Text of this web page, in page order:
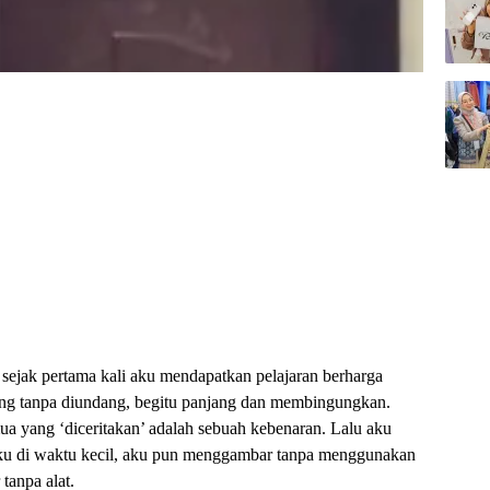
pertama kali aku mendapatkan pelajaran berharga
tanpa diundang, begitu panjang dan membingungkan.
yang ‘diceritakan’ adalah sebuah kebenaran. Lalu aku
di waktu kecil, aku pun menggambar tanpa menggunakan
alat.